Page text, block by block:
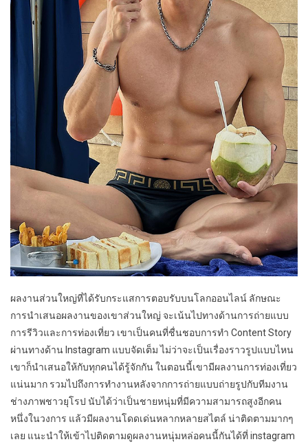
ผลงานส่วนใหญ่ที่ได้รับกระแสการตอบรับบนโลกออนไลน์ ลักษณะ
การนำเสนอผลงานของเขาส่วนใหญ่ จะเน้นไปทางด้านการถ่ายแบบ
การรีวิวและการท่องเที่ยว เขาเป็นคนที่ชื่นชอบการทำ Content Story
ผ่านทางด้าน Instagram แบบจัดเต็ม ไม่ว่าจะเป็นเรื่องราวรูปแบบไหน
เขาก็นำเสนอให้กับทุกคนได้รู้จักกัน ในตอนนี้เขามีผลงานการท่องเที่ยว
แน่นมาก รวมไปถึงการทำงานหลังจากการถ่ายแบบถ่ายรูปกับทีมงาน
ช่างภาพชาวยุโรป นับได้ว่าเป็นชายหนุ่มที่มีความสามารถสูงอีกคน
หนึ่งในวงการ แล้วมีผลงานโดดเด่นหลากหลายสไตล์ น่าติดตามมากๆ
เลย แนะนำให้เข้าไปติดตามดูผลงานหนุ่มหล่อคนนี้กันได้ที่ instagram